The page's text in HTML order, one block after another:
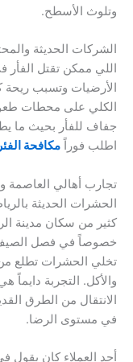
وتلوث الأسطح.
الشركات الحديثة
اللي ممكن تقتل
الأرضيات وتسبب ريحة
الكلي على محطات
جفاف للفأر بحيث ما
اطلب فوراً مكافحة
تجارب أهالي العاصمة
الحشرات الحديثة
كثير من سكان مدينة
خصوصاً في فصل الصيف
تخلي الحشرات تطلع من
والأكل. التجربة دايماً
الانتقال من الطرق
في مستوى الرضا.
أحد العملاء كان